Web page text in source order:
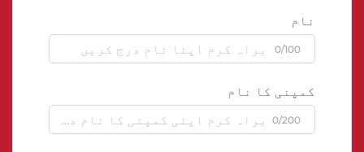
نام
0/100
کمپنی کا نام
0/200